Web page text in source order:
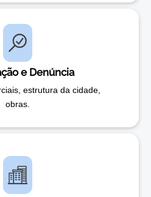
e Denúncia
estrutura da cidade,
obras.